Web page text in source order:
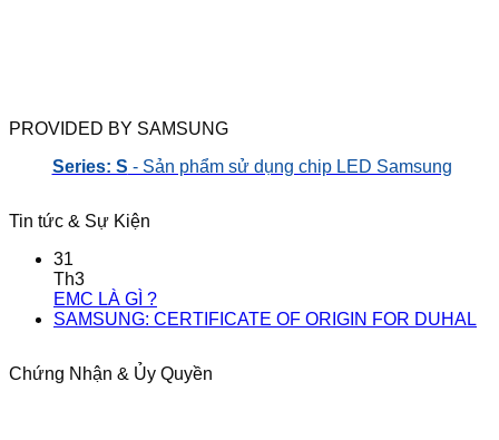
PROVIDED BY SAMSUNG
Series: S - Sản phẩm sử dụng chip LED Samsung
Tin tức & Sự Kiện
31
Th3
EMC LÀ GÌ ?
SAMSUNG: CERTIFICATE OF ORIGIN FOR DUHAL
Chứng Nhận & Ủy Quyền